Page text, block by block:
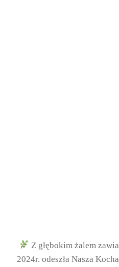
Z głębokim żalem
2024r. odeszła Nasza